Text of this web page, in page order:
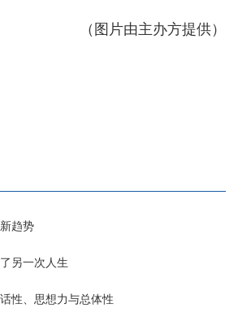
（图片由主办方提供）
趋势
另一次人生
性、思想力与总体性